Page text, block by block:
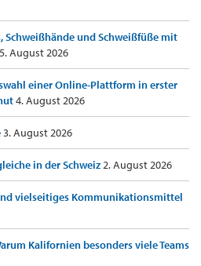
und Schweißfüße mit
5. August 2026
einer Online-Plattform in erster
4. August 2026
3. August 2026
in der Schweiz2. August 2026
vielseitiges Kommunikationsmittel
Kalifornien besonders viele Teams